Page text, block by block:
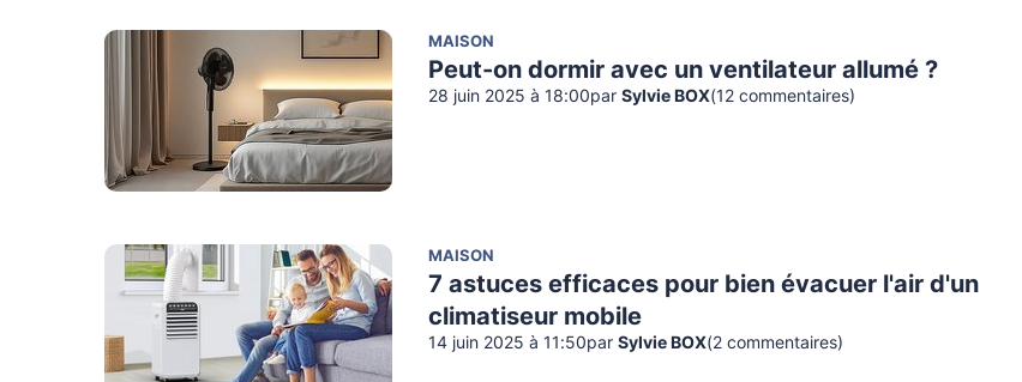
MAISON
Peut-on dormir avec un ventilateur allumé ?
28 juin 2025 à 18:00par Sylvie BOX(12 commentaires)
MAISON
7 astuces efficaces pour bien évacuer l'air d'un
climatiseur mobile
14 juin 2025 à 11:50par Sylvie BOX(2 commentaires)